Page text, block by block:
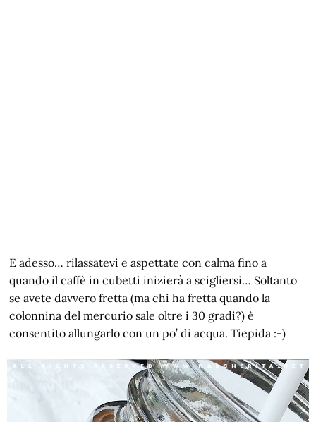
E adesso… rilassatevi e aspettate con calma fino a
quando il caffè in cubetti inizierà a scigliersi… Soltanto
se avete davvero fretta (ma chi ha fretta quando la
colonnina del mercurio sale oltre i 30 gradi?) è
consentito allungarlo con un po’ di acqua. Tiepida :-)